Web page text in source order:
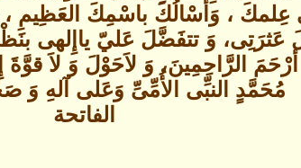
، وَأسْالُكَ باسْمِكَ العَظِيمِ ،
وَ تتفَضَّلَ عَليّ ياإِلهى
الرَّاحِمِينَ، وَ لاَحَوْلَ وَ لاَ قوَّةَ
مُحَمَّدٍ النبِّى الأُمِّىِّ وَعَلى آلهِ وَ
الفاتحة